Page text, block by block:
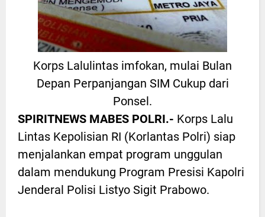
Korps Lalulintas imfokan, mulai Bulan
Depan Perpanjangan SIM Cukup dari
Ponsel.
SPIRITNEWS MABES POLRI.- Korps Lalu
Lintas Kepolisian RI (Korlantas Polri) siap
menjalankan empat program unggulan
dalam mendukung Program Presisi Kapolri
Jenderal Polisi Listyo Sigit Prabowo.